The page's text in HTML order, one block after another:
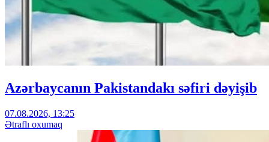
Azərbaycanın Pakistandakı səfiri dəyişib
07.08.2026, 13:25
Ətraflı oxumaq